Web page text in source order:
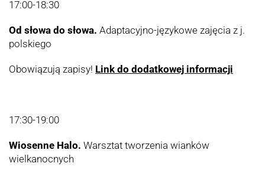
17:00-18:30
Od słowa do słowa. Adaptacyjno-językowe zajęcia z j.
polskiego
Obowiązują zapisy! Link do dodatkowej informacji
17:30-19:00
Wiosenne Halo. Warsztat tworzenia wianków
wielkanocnych